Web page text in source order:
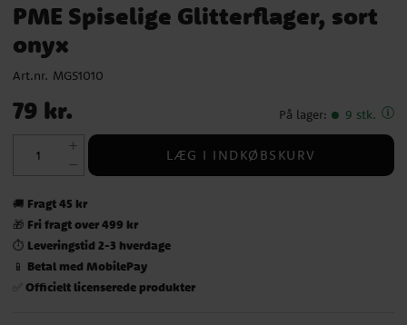
PME Spiselige Glitterflager, sort
onyx
Art.nr. MGS1010
Pris: 79 kr.
79 kr. På lager: 9 stk.
LÆG I INDKØBSKURV
🚚 Fragt 45 kr
🎁 Fri fragt over 499 kr
⏱️ Leveringstid 2-3 hverdage
📱 Betal med MobilePay
✅ Officielt licenserede produkter